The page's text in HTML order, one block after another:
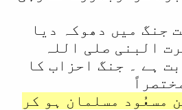
جنگ میں دھوکہ دیا
البنی صلی اللہ
ہے ۔ جنگ احزاب کا
مسعُود مسلمان ہو کر